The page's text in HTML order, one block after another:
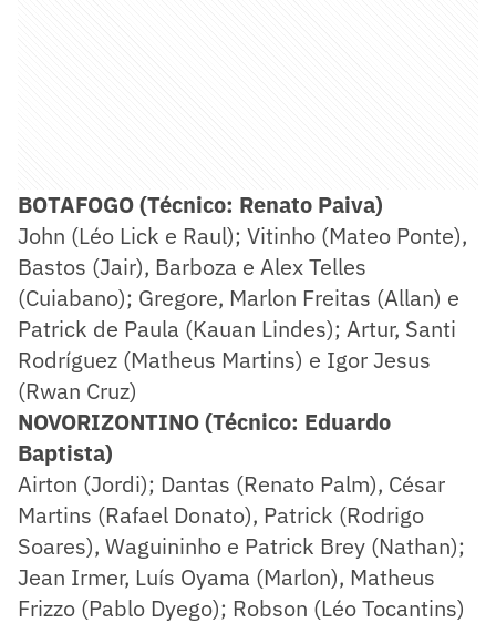
BOTAFOGO (Técnico: Renato Paiva)
John (Léo Lick e Raul); Vitinho (Mateo Ponte),
Bastos (Jair), Barboza e Alex Telles
(Cuiabano); Gregore, Marlon Freitas (Allan) e
Patrick de Paula (Kauan Lindes); Artur, Santi
Rodríguez (Matheus Martins) e Igor Jesus
(Rwan Cruz)
NOVORIZONTINO (Técnico: Eduardo
Baptista)
Airton (Jordi); Dantas (Renato Palm), César
Martins (Rafael Donato), Patrick (Rodrigo
Soares), Waguininho e Patrick Brey (Nathan);
Jean Irmer, Luís Oyama (Marlon), Matheus
Frizzo (Pablo Dyego); Robson (Léo Tocantins)